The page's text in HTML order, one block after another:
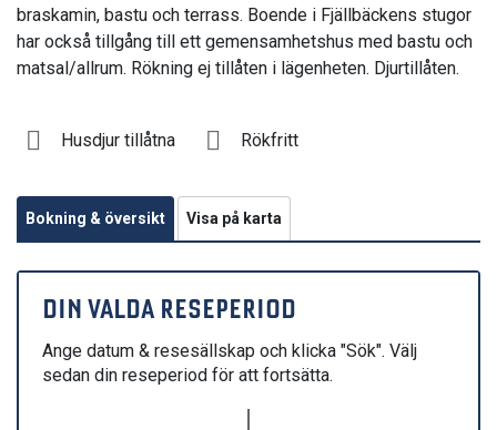
braskamin, bastu och terrass. Boende i Fjällbäckens stugor
har också tillgång till ett gemensamhetshus med bastu och
matsal/allrum. Rökning ej tillåten i lägenheten. Djurtillåten.
Husdjur tillåtna Rökfritt
Bokning & översikt Visa på karta
DIN VALDA RESEPERIOD
Ange datum & resesällskap och klicka "Sök". Välj
sedan din reseperiod för att fortsätta.